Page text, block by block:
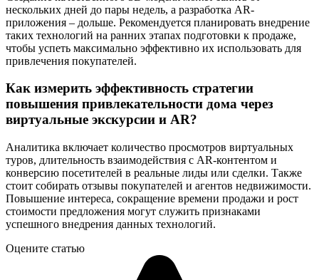
нескольких дней до пары недель, а разработка AR-
приложения – дольше. Рекомендуется планировать внедрение
таких технологий на ранних этапах подготовки к продаже,
чтобы успеть максимально эффективно их использовать для
привлечения покупателей.
Как измерить эффективность стратегии
повышения привлекательности дома через
виртуальные экскурсии и AR?
Аналитика включает количество просмотров виртуальных
туров, длительность взаимодействия с AR-контентом и
конверсию посетителей в реальные лиды или сделки. Также
стоит собирать отзывы покупателей и агентов недвижимости.
Повышение интереса, сокращение времени продажи и рост
стоимости предложения могут служить признаками
успешного внедрения данных технологий.
Оцените статью